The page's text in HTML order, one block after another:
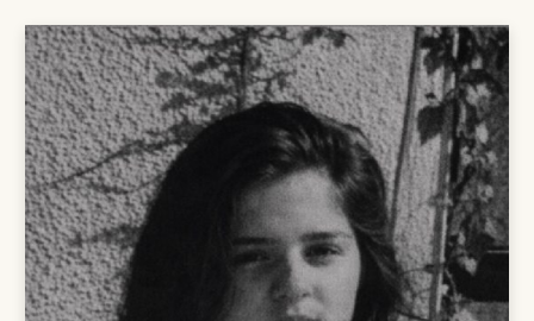
18,00 €.είναι:
16,20 €.